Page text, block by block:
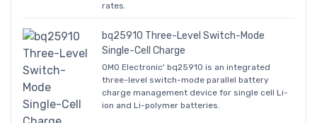
rates.
bq25910 Three-Level Switch-Mode
Single-Cell Charge
OMO Electronic' bq25910 is an integrated
three-level switch-mode parallel battery
charge management device for single cell Li-
ion and Li-polymer batteries.